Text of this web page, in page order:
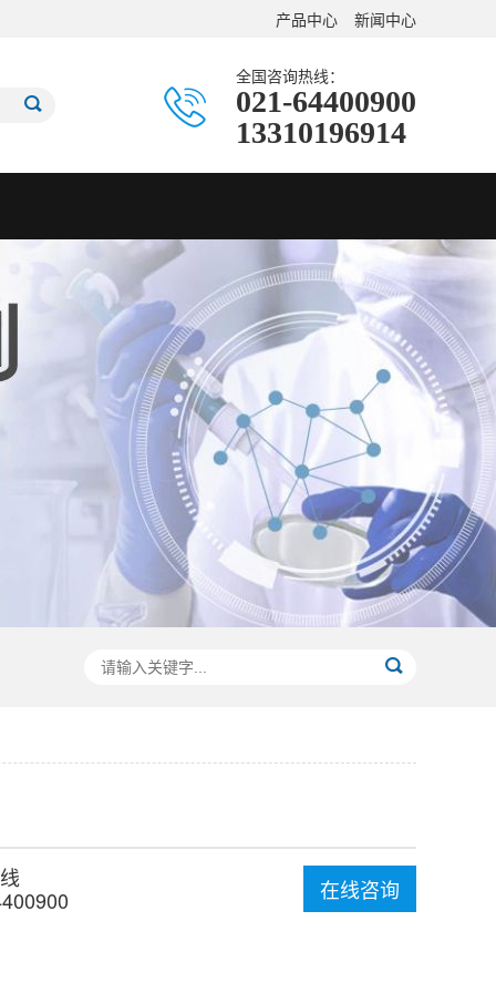
产品中心 新闻中心
全国咨询热线：
021-64400900
13310196914
在线咨询